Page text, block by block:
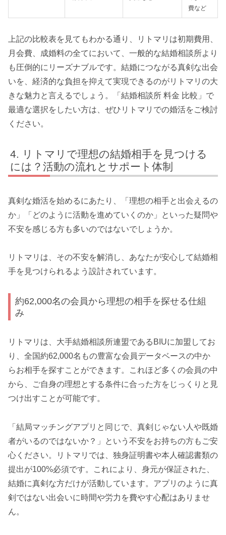
費など
上記の比較表を見てもわかる通り、リトマリは初期費用、
月会費、成婚料の全てにおいて、一般的な結婚相談所より
も圧倒的にリーズナブルです。結婚につながる真剣な出会
いを、経済的な負担を抑えて実現できるのがリトマリの大
きな魅力と言えるでしょう。「結婚相談所 料金 比較」で
最適な選択をしたい方は、ぜひリトマリでの婚活をご検討
ください。
リトマリで理想の結婚相手を見つける
には？活動の流れとサポート体制
真剣な婚活を始めるにあたり、「理想の相手と出会えるの
か」「どのように活動を進めていくのか」といった疑問や
不安を感じる方も多いのではないでしょうか。
リトマリは、その不安を解消し、あなたが安心して結婚相
手を見つけられるよう設計されています。
約62,000名の会員から理想の相手を探せる仕組
み
リトマリは、大手結婚相談所連盟であるBIUに加盟してお
り、全国約62,000名もの豊富な会員データベースの中か
らお相手を探すことができます。これほど多くの会員の中
から、ご自身の理想とする条件に合った方をじっくりと見
つけ出すことが可能です。
「結局マッチングアプリと同じで、真剣じゃない人や既婚
者がいるのではないか？」という不安をお持ちの方もご安
心ください。リトマリでは、独身証明書や本人確認書類の
提出が100%必須です。これにより、身元が保証された、
結婚に真剣な方だけが活動しています。アプリのように真
剣ではない出会いに時間や労力を費やす心配はありませ
ん。